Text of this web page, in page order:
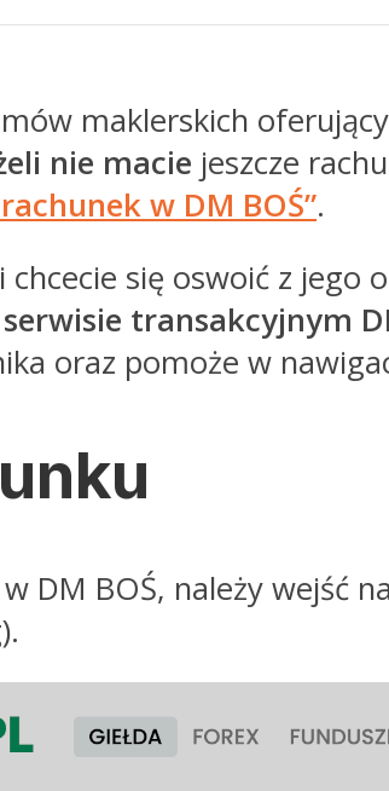
maklerskich
nie macie jeszcze
w DM BOŚ”.
się oswoić z jego
transakcyjnym
oraz pomoże w
DM BOŚ, należy wejść